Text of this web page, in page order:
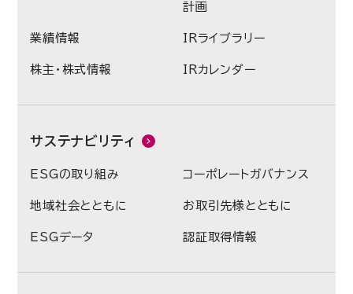
計画
業績情報 IRライブラリー
株主・株式情報 IRカレンダー
サステナビリティ
ESGの取り組み コーポレートガバナンス
地域社会とともに お取引先様とともに
ESGデータ 認証取得情報